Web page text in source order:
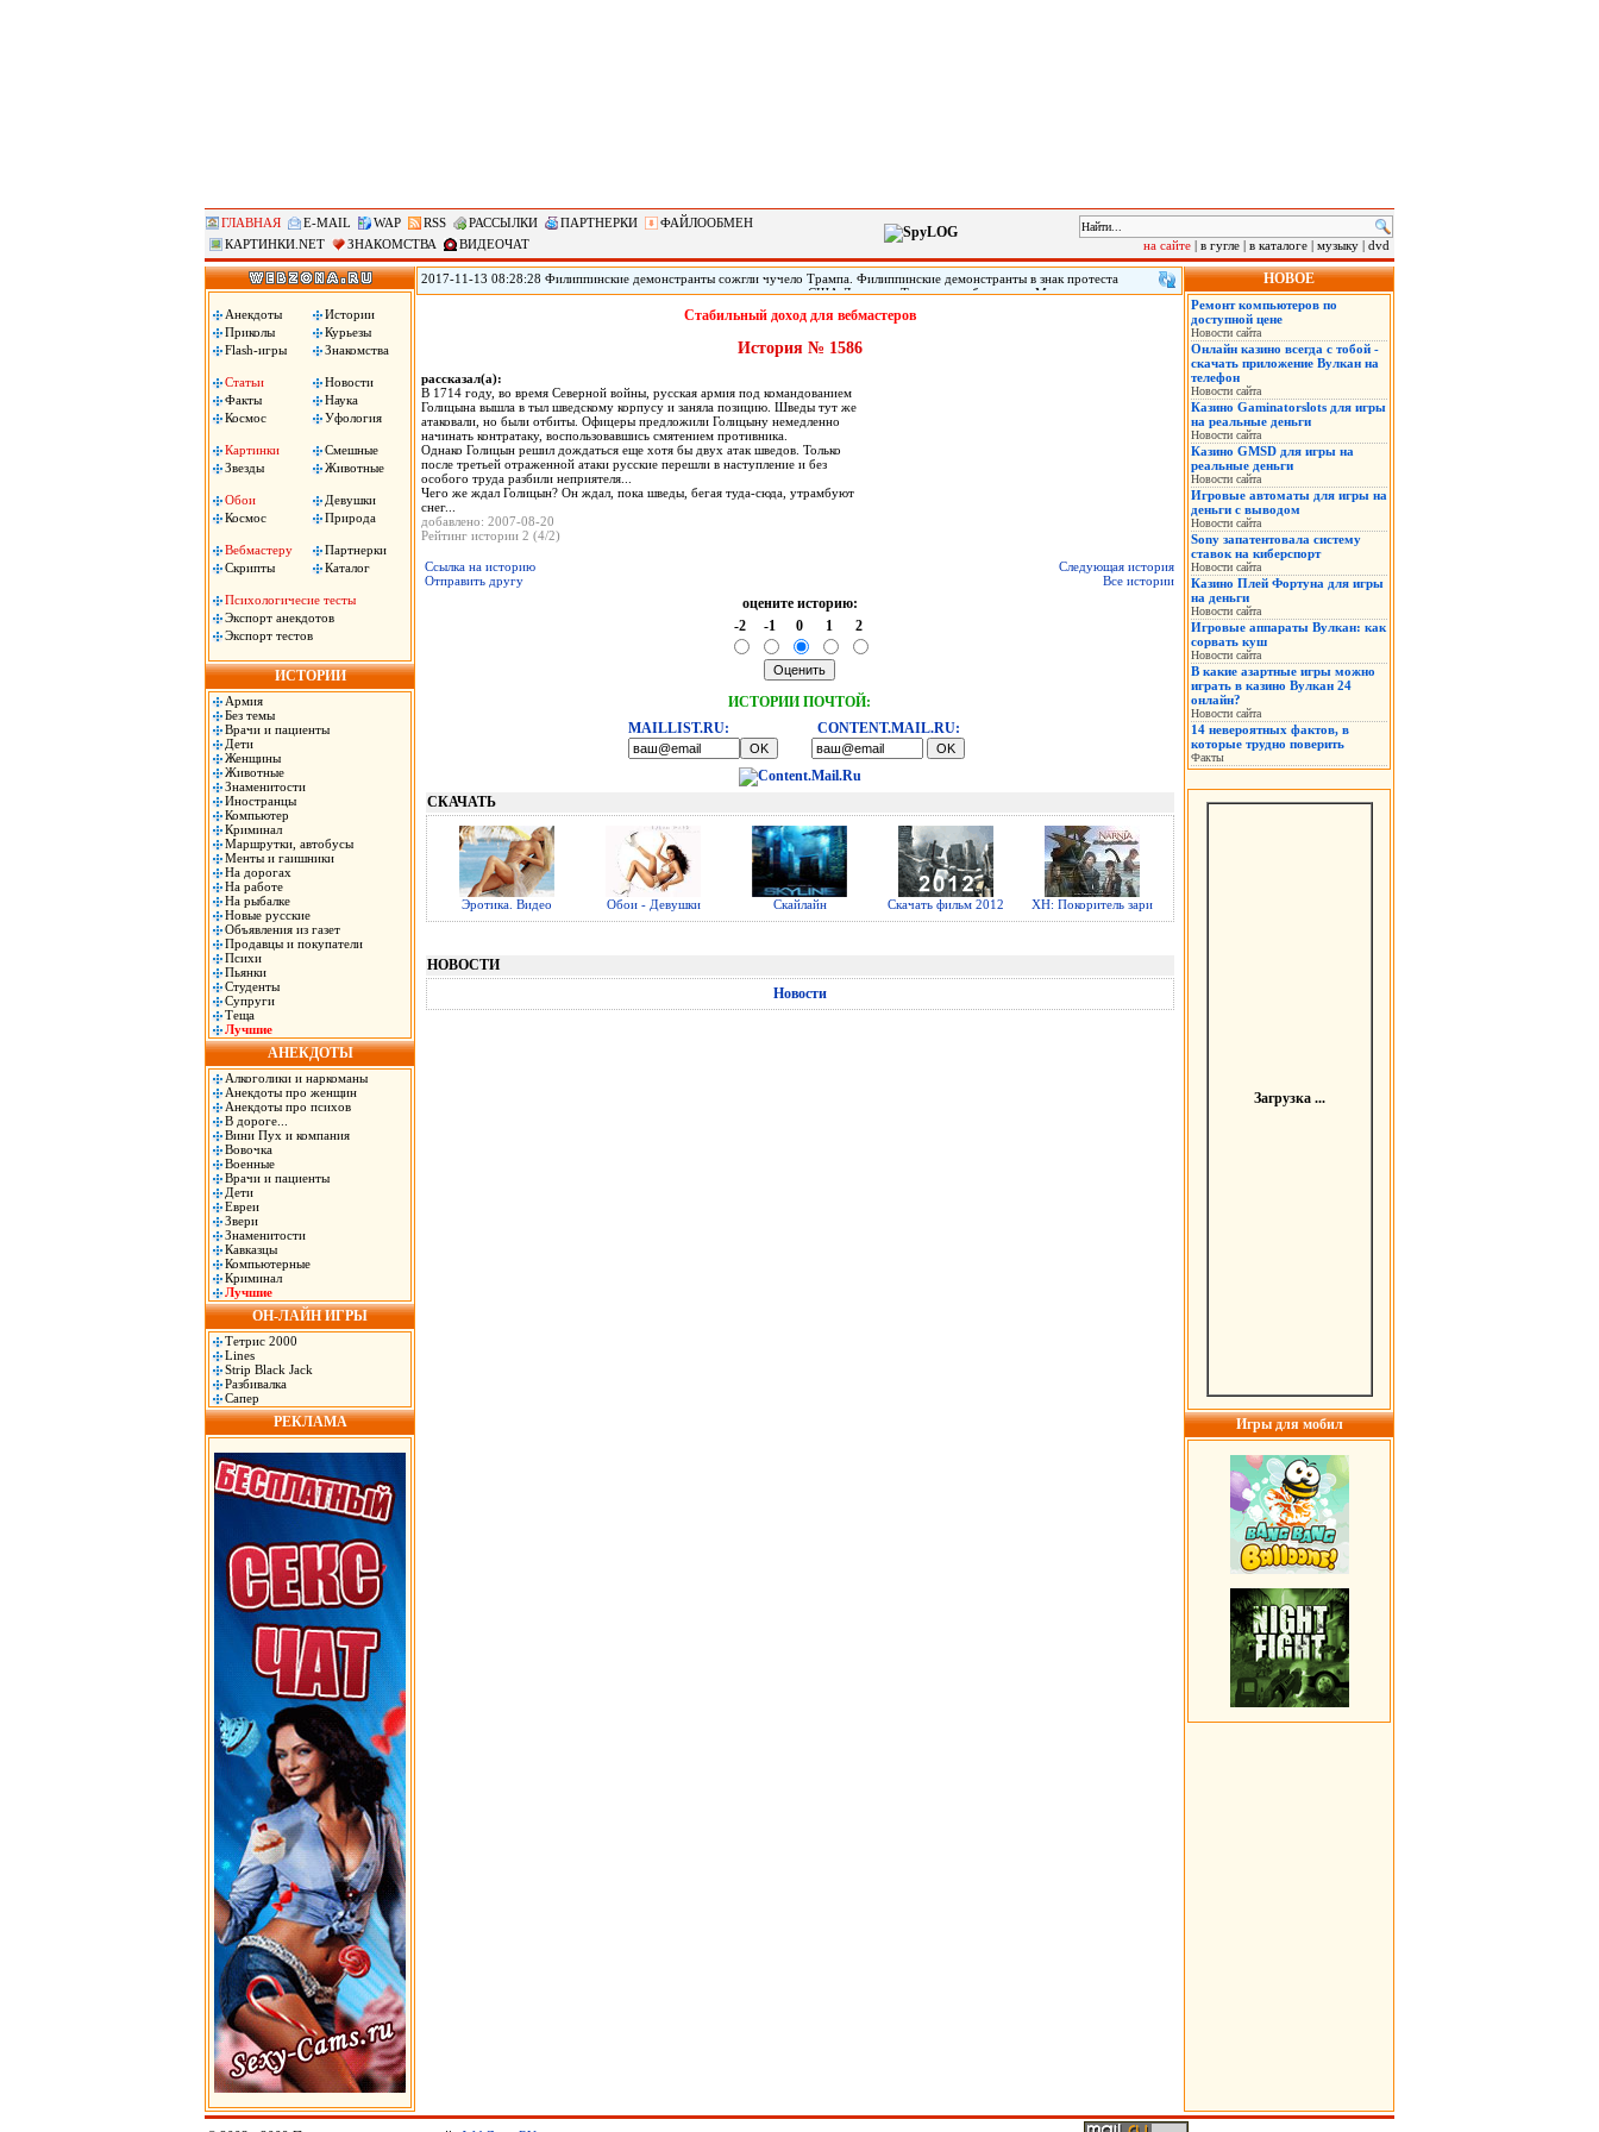
ГЛАВНАЯ E-MAIL WAP RSS РАССЫЛКИ ПАРТНЕРКИ
ФАЙЛООБМЕН
КАРТИНКИ.NET
ЗНАКОМСТВА ВИДЕОЧАТ на сайте | в гугле | в каталоге | музыку | dvd
Анекдоты
Истории
Приколы
Курьезы
Flash-игры
Знакомства
Статьи
Новости
Факты
Наука
Космос
Уфология
Картинки
Смешные
Звезды
Животные
Обои
Девушки
Космос
Природа
Вебмастеру
Партнерки
Скрипты
Каталог
Психологичесие тесты
Экспорт анекдотов
Экспорт тестов
ИСТОРИИ
Армия
Без темы
Врачи и пациенты
Дети
Женщины
Животные
Знаменитости
Иностранцы
Компьютер
Криминал
Маршрутки, автобусы
Менты и гаишники
На дорогах
На работе
На рыбалке
Новые русские
Объявления из газет
Продавцы и покупатели
Психи
Пьянки
Студенты
Супруги
Теща
Лучшие
АНЕКДОТЫ
Алкоголики и наркоманы
Анекдоты про женщин
Анекдоты про психов
В дороге...
Вини Пух и компания
Вовочка
Военные
Врачи и пациенты
Дети
Евреи
Звери
Знаменитости
Кавказцы
Компьютерные
Криминал
Лучшие
ОН-ЛАЙН ИГРЫ
Тетрис 2000
Lines
Strip Black Jack
Разбивалка
Сапер
РЕКЛАМА
2017-11-13 08:28:28 Филиппинские демонстранты сожгли чучело Трампа. Филиппинские демонстранты в знак протеста
против «американского империализма» сожгли чучело президента США Дональда Трампа, прибывшего в Манилу на саммит
Ассоциации государств Юго-Восточной Азии (АСЕАН). По сообщению местных СМИ, демонстрация началась в понедельник
вместе с началом 31-го саммита АСЕАН. Демонстранты, скандируя «США - империалисты!» и «Стоп, американская военная
Стабильный доход для вебмастеров
История № 1586
рассказал(а):
В 1714 году, во время Северной войны, русская армия под командованием
Голицына вышла в тыл шведскому корпусу и заняла позицию. Шведы тут же
атаковали, но были отбиты. Офицеры предложили Голицыну немедленно
начинать контратаку, воспользовавшись смятением противника.
Однако Голицын решил дождаться еще хотя бы двух атак шведов. Только
после третьей отраженной атаки русские перешли в наступление и без
особого труда разбили неприятеля...
Чего же ждал Голицын? Он ждал, пока шведы, бегая туда-сюда, утрамбуют
снег...
добавлено: 2007-08-20
Рейтинг истории 2 (4/2)
Ссылка на историю
Отправить другу
Следующая история
Все истории
оцените историю:
-2
-1 0 1 2
ИСТОРИИ ПОЧТОЙ:
MAILLIST.RU:
CONTENT.MAIL.RU:
СКАЧАТЬ
Эротика. Видео Обои - Девушки Скайлайн Скачать фильм 2012 ХН: Покоритель зари
НОВОСТИ
Новости
НОВОЕ
Ремонт компьютеров по
доступной цене
Новости сайта
Онлайн казино всегда с тобой -
скачать приложение Вулкан на
телефон
Новости сайта
Казино Gaminatorslots для игры
на реальные деньги
Новости сайта
Казино GMSD для игры на
реальные деньги
Новости сайта
Игровые автоматы для игры на
деньги с выводом
Новости сайта
Sony запатентовала систему
ставок на киберспорт
Новости сайта
Казино Плей Фортуна для игры
на деньги
Новости сайта
Игровые аппараты Вулкан: как
сорвать куш
Новости сайта
В какие азартные игры можно
играть в казино Вулкан 24
онлайн?
Новости сайта
14 невероятных фактов, в
которые трудно поверить
Факты
Загрузка ...
Игры для мобил